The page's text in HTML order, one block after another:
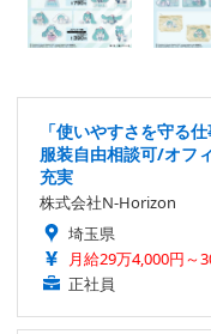
「使いやすさを守る
服装自由相談可/オフ
充実
株式会社N-Horizon
埼玉県
月給29万4,000円～
正社員